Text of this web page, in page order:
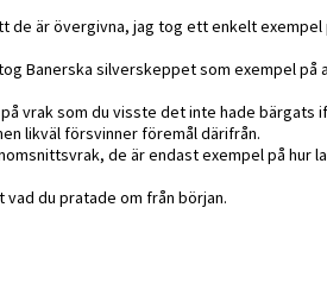
de är övergivna, jag tog ett enkelt
Banerska silverskeppet som exempel
vrak som du visste det inte hade
likväl försvinner föremål därifrån.
de är endast exempel på hur
du pratade om från början.